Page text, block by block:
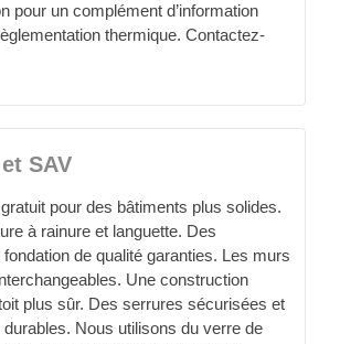
pour un complément d’information
thermique. Contactez-
SAV
pour des bâtiments plus solides.
à rainure et languette. Des
fondation de qualité garanties. Les murs
Une construction
plus sûr. Des serrures sécurisées et
Nous utilisons du verre de